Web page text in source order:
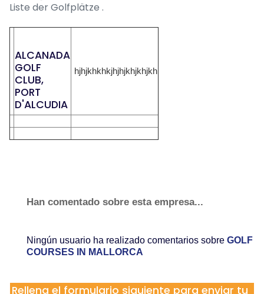
Liste der Golfplätze .
ALCANADA
GOLF
CLUB,
PORT
D'ALCUDIA
hjhjkhkhkjhjhjkhjkhjkh
Han comentado sobre esta empresa...
Ningún usuario ha realizado comentarios sobre GOLF
COURSES IN MALLORCA